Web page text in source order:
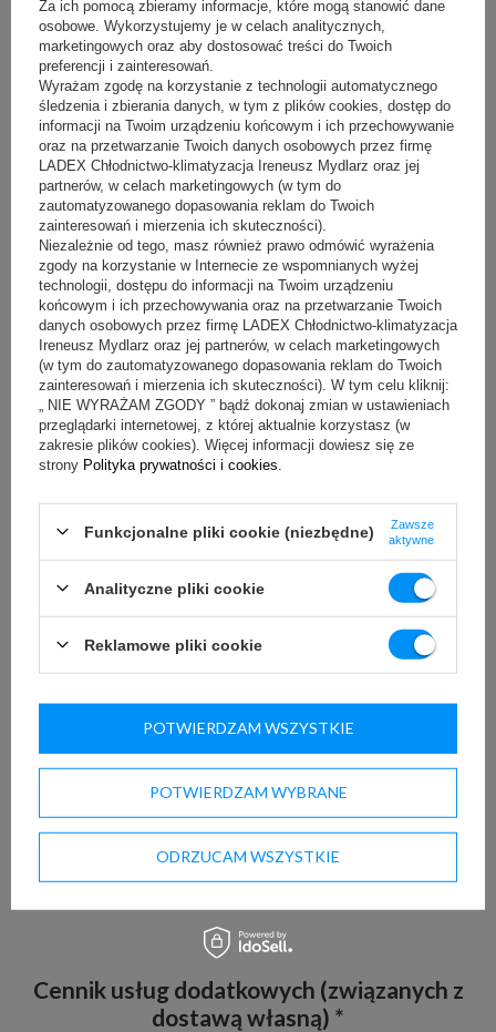
następujące warunki:
transport własny Sklepu jest możliwy w obrębie Wielkopolski,
firma kurierska świadczy usługi przewozowe na terenie całego
kraju oraz państw UE.
Koszty oraz czasy oczekiwania na dostawę są podane w karcie
produktu.
Cennik usług dodatkowych (związanych z
dostawą własną) *
Za ich pomocą zbieramy informacje, które mogą stanowić dane
osobowe. Wykorzystujemy je w celach analitycznych,
marketingowych oraz aby dostosować treści do Twoich
preferencji i zainteresowań.
Wyrażam zgodę na korzystanie z technologii automatycznego
śledzenia i zbierania danych, w tym z plików cookies, dostęp do
informacji na Twoim urządzeniu końcowym i ich przechowywanie
oraz na przetwarzanie Twoich danych osobowych przez firmę
LADEX Chłodnictwo-klimatyzacja Ireneusz Mydlarz oraz jej
partnerów, w celach marketingowych (w tym do
zautomatyzowanego dopasowania reklam do Twoich
zainteresowań i mierzenia ich skuteczności).
Niezależnie od tego, masz również prawo odmówić wyrażenia
zgody na korzystanie w Internecie ze wspomnianych wyżej
technologii, dostępu do informacji na Twoim urządzeniu
końcowym i ich przechowywania oraz na przetwarzanie Twoich
danych osobowych przez firmę LADEX Chłodnictwo-klimatyzacja
Ireneusz Mydlarz oraz jej partnerów, w celach marketingowych
(w tym do zautomatyzowanego dopasowania reklam do Twoich
zainteresowań i mierzenia ich skuteczności). W tym celu kliknij:
„ NIE WYRAŻAM ZGODY ” bądź dokonaj zmian w ustawieniach
przeglądarki internetowej, z której aktualnie korzystasz (w
zakresie plików cookies). Więcej informacji dowiesz się ze
strony Polityka prywatności i cookies
Funkcjonalne pliki cookie (niezbędne)
Zawsze
aktywne
Analityczne pliki cookie
Reklamowe pliki cookie
POTWIERDZAM WYBRANE
ODRZUCAM WSZYSTKIE
POTWIERDZAM WSZYSTKIE